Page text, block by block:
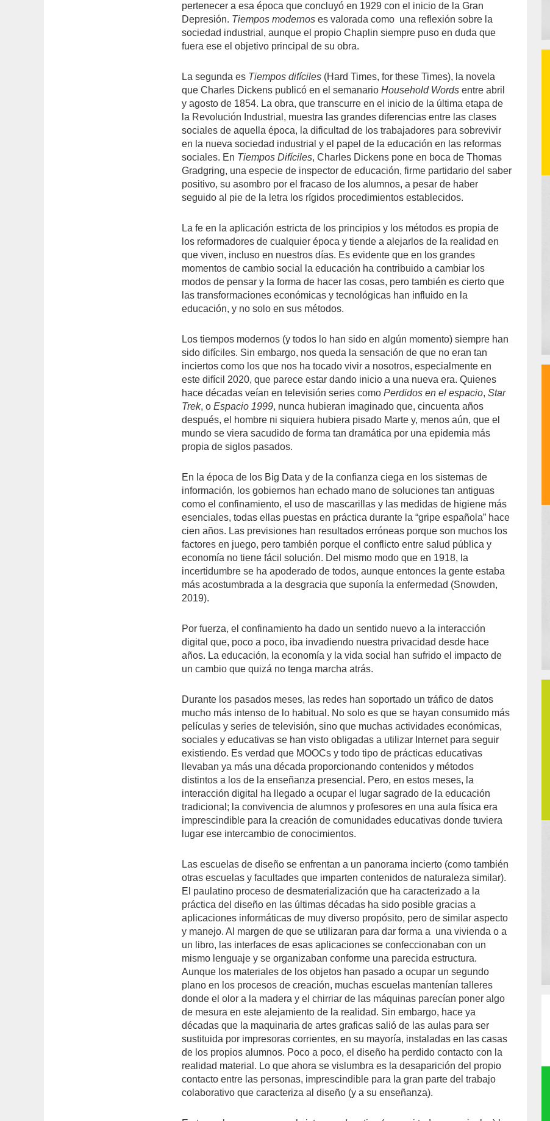
pertenecer a esa época que concluyó en 1929 con el inicio de la Gran
Depresión. Tiempos modernos es valorada como una reflexión sobre la
sociedad industrial, aunque el propio Chaplin siempre puso en duda que
fuera ese el objetivo principal de su obra.
La segunda es Tiempos difíciles (Hard Times, for these Times), la novela
que Charles Dickens publicó en el semanarioHousehold Words entre abril
y agosto de 1854. La obra, que transcurre en el inicio de la última etapa de
la Revolución Industrial, muestra las grandes diferencias entre las clases
sociales de aquella época, la dificultad de los trabajadores para sobrevivir
en la nueva sociedad industrial y el papel de la educación en las reformas
sociales. En Tiempos Difíciles, Charles Dickens pone en boca de Thomas
Gradgring, una especie de inspector de educación, firme partidario del saber
positivo, su asombro por el fracaso de los alumnos, a pesar de haber
seguido al pie de la letra los rígidos procedimientos establecidos.
La fe en la aplicación estricta de los principios y los métodos es propia de
los reformadores de cualquier época y tiende a alejarlos de la realidad en
que viven, incluso en nuestros días. Es evidente que en los grandes
momentos de cambio social la educación ha contribuido a cambiar los
modos de pensar y la forma de hacer las cosas, pero también es cierto que
las transformaciones económicas y tecnológicas han influido en la
educación, y no solo en sus métodos.
Los tiempos modernos (y todos lo han sido en algún momento) siempre han
sido difíciles. Sin embargo, nos queda la sensación de que no eran tan
inciertos como los que nos ha tocado vivir a nosotros, especialmente en
este difícil 2020, que parece estar dando inicio a una nueva era. Quienes
hace décadas veían en televisión series comoPerdidos en el espacio,Star
Trek, oEspacio 1999, nunca hubieran imaginado que, cincuenta años
después, el hombre ni siquiera hubiera pisado Marte y, menos aún, que el
mundo se viera sacudido de forma tan dramática por una epidemia más
propia de siglos pasados.
En la época de los Big Data y de la confianza ciega en los sistemas de
información, los gobiernos han echado mano de soluciones tan antiguas
como el confinamiento, el uso de mascarillas y las medidas de higiene más
esenciales, todas ellas puestas en práctica durante la “gripe española” hace
cien años. Las previsiones han resultados erróneas porque son muchos los
factores en juego, pero también porque el conflicto entre salud pública y
economía no tiene fácil solución. Del mismo modo que en 1918, la
incertidumbre se ha apoderado de todos, aunque entonces la gente estaba
más acostumbrada a la desgracia que suponía la enfermedad (Snowden,
2019).
Por fuerza, el confinamiento ha dado un sentido nuevo a la interacción
digital que, poco a poco, iba invadiendo nuestra privacidad desde hace
años. La educación, la economía y la vida social han sufrido el impacto de
un cambio que quizá no tenga marcha atrás.
Durante los pasados meses, las redes han soportado un tráfico de datos
mucho más intenso de lo habitual. No solo es que se hayan consumido más
películas y series de televisión, sino que muchas actividades económicas,
sociales y educativas se han visto obligadas a utilizar Internet para seguir
existiendo. Es verdad que MOOCs y todo tipo de prácticas educativas
llevaban ya más una década proporcionando contenidos y métodos
distintos a los de la enseñanza presencial. Pero, en estos meses, la
interacción digital ha llegado a ocupar el lugar sagrado de la educación
tradicional; la convivencia de alumnos y profesores en una aula física era
imprescindible para la creación de comunidades educativas donde tuviera
lugar ese intercambio de conocimientos.
Las escuelas de diseño se enfrentan a un panorama incierto (como también
otras escuelas y facultades que imparten contenidos de naturaleza similar).
El paulatino proceso de desmaterialización que ha caracterizado a la
práctica del diseño en las últimas décadas ha sido posible gracias a
aplicaciones informáticas de muy diverso propósito, pero de similar aspecto
y manejo. Al margen de que se utilizaran para dar forma a una vivienda o a
un libro, las interfaces de esas aplicaciones se confeccionaban con un
mismo lenguaje y se organizaban conforme una parecida estructura.
Aunque los materiales de los objetos han pasado a ocupar un segundo
plano en los procesos de creación, muchas escuelas mantenían talleres
donde el olor a la madera y el chirriar de las máquinas parecían poner algo
de mesura en este alejamiento de la realidad. Sin embargo, hace ya
décadas que la maquinaria de artes graficas salió de las aulas para ser
sustituida por impresoras corrientes, en su mayoría, instaladas en las casas
de los propios alumnos. Poco a poco, el diseño ha perdido contacto con la
realidad material. Lo que ahora se vislumbra es la desaparición del propio
contacto entre las personas, imprescindible para la gran parte del trabajo
colaborativo que caracteriza al diseño (y a su enseñanza).